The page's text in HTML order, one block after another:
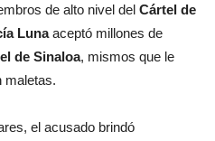
de alto nivel del Cártel de
Lunaaceptó millones de
de Sinaloa, mismos que le
maletas.
el acusado brindó